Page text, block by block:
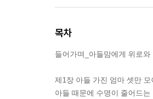
목차
들어가며_아들맘에게 위로
제1장 아들 가진 엄마 셋만
아들 때문에 수명이 줄어드는